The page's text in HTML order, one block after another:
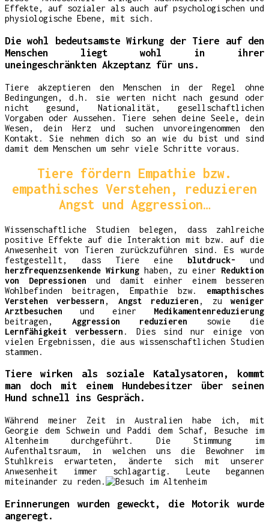
Effekte, auf sozialer als auch auf psychologischen und
physiologische Ebene, mit sich.
Die wohl bedeutsamste Wirkung der Tiere auf den
Menschen liegt wohl in ihrer
uneingeschränkten Akzeptanz für uns.
Tiere akzeptieren den Menschen in der Regel ohne
Bedingungen, d.h. sie werten nicht nach gesund oder
nicht gesund, Nationalität, gesellschaftlichen
Vorgaben oder Aussehen. Tiere sehen deine Seele, dein
Wesen, dein Herz und suchen unvoreingenommen den
Kontakt. Sie nehmen dich so an wie du bist und sind
damit dem Menschen um sehr viele Schritte voraus.
Tiere fördern Empathie bzw.
empathisches Verstehen, reduzieren
Angst und Aggression…
Wissenschaftliche Studien belegen, dass zahlreiche
positive Effekte auf die Interaktion mit bzw. auf die
Anwesenheit von Tieren zurückzuführen sind. Es wurde
festgestellt, dass Tiere eine blutdruck- und
herzfrequenzsenkende Wirkung haben, zu einer Reduktion
von Depressionen und damit einher einem besseren
Wohlbefinden beitragen, Empathie bzw. emapthisches
Verstehen verbessern , Angst reduzieren , zuweniger
Arztbesuchen und einer Medikamentenreduzierung
beitragen, Aggression reduzieren sowie die
Lernfähigkeit verbessern . Dies sind nur einige von
vielen Ergebnissen, die aus wissenschaftlichen Studien
stammen.
Tiere wirken als soziale Katalysatoren, kommt
man doch mit einem Hundebesitzer über seinen
Hund schnell ins Gespräch.
Während meiner Zeit in Australien habe ich, mit
Georgie dem Schwein und Paddi dem Schaf, Besuche im
Altenheim durchgeführt. Die Stimmung im
Aufenthaltsraum, in welchen uns die Bewohner im
Stuhlkreis erwarteten, änderte sich mit unserer
Anwesenheit immer schlagartig. Leute begannen
miteinander zu reden.
Erinnerungen wurden geweckt, die Motorik wurde
angeregt.